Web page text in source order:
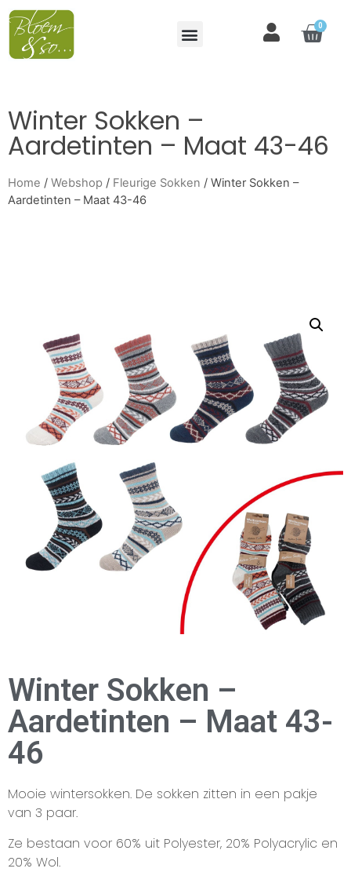
0
Winter Sokken –
Aardetinten – Maat 43-46
Home / Webshop / Fleurige Sokken / Winter Sokken –
Aardetinten – Maat 43-46
Winter Sokken –
Aardetinten – Maat 43-
46
Mooie wintersokken. De sokken zitten in een pakje
van 3 paar.
Ze bestaan voor 60% uit Polyester, 20% Polyacrylic en
20% Wol.